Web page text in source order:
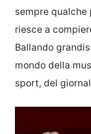
sempre
riesce a
Ballando
mondo della
sport, del